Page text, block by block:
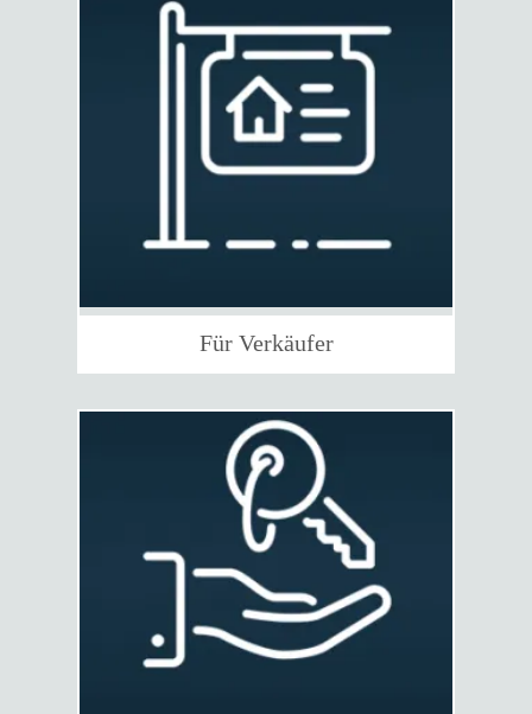
Für Verkäufer